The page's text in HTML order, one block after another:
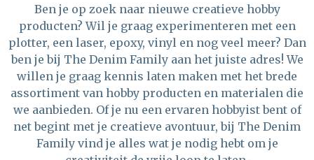
Ben je op zoek naar nieuwe creatieve hobby
producten? Wil je graag experimenteren met een
plotter, een laser, epoxy, vinyl en nog veel meer? Dan
ben je bij The Denim Family aan het juiste adres! We
willen je graag kennis laten maken met het brede
assortiment van hobby producten en materialen die
we aanbieden. Of je nu een ervaren hobbyist bent of
net begint met je creatieve avontuur, bij The Denim
Family vind je alles wat je nodig hebt om je